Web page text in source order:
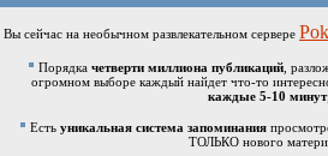
Вы сейчас на необычном развлекательном сервере
Порядка четверти миллиона публикаций,
огромном выборе каждый найдет что-то
каждые 5-10 минут;
Есть уникальная система запоминания
ТОЛЬКО нового